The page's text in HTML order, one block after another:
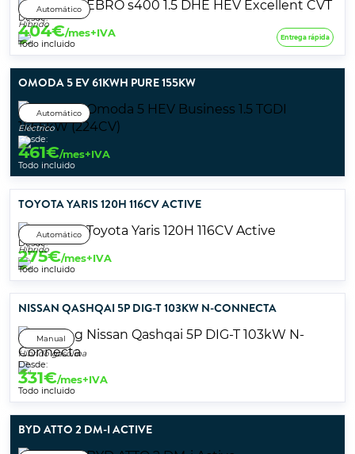
Automático
Híbrido
Desde:
404€/mes+IVA
Todo incluido
Entrega rápida
OMODA 5 EV 61KWH PURE 155KW
Automático
Eléctrico
Desde:
461€/mes+IVA
Todo incluido
TOYOTA YARIS 120H 116CV ACTIVE
Automático
Híbrido
Desde:
275€/mes+IVA
Todo incluido
NISSAN QASHQAI 5P DIG-T 103KW N-CONNECTA
Manual
Híbrido gasolina
Desde:
331€/mes+IVA
Todo incluido
BYD ATTO 2 DM-I ACTIVE